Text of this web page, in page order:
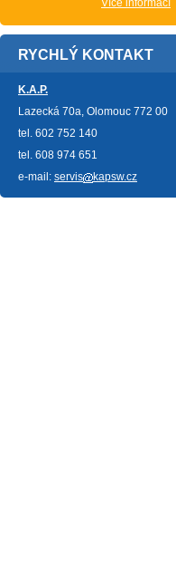
Více informací
RYCHLÝ KONTAKT
K.A.P.
Lazecká 70a, Olomouc 772 00
tel. 602 752 140
tel. 608 974 651
e-mail: servis kapsw.cz